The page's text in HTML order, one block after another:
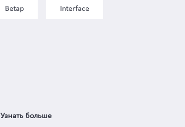
Betap Interface
Узнать больше